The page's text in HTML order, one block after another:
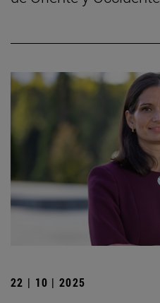
22 | 10 | 2025